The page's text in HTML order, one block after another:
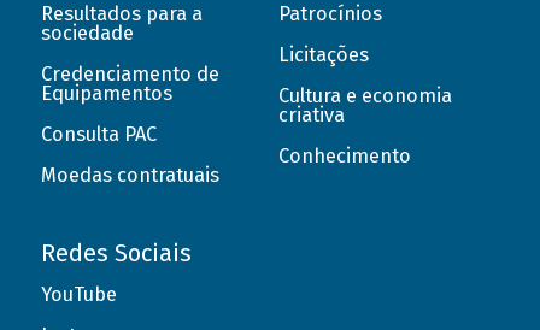
Resultados para a
sociedade
Credenciamento de
Equipamentos
Consulta PAC
Moedas contratuais
Patrocínios
Licitações
Cultura e economia
criativa
Conhecimento
Redes Sociais
YouTube